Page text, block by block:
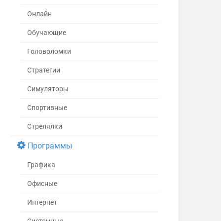
Онлайн
Обучающие
Головоломки
Стратегии
Симуляторы
Спортивные
Стрелялки
Программы
Графика
Офисные
Интернет